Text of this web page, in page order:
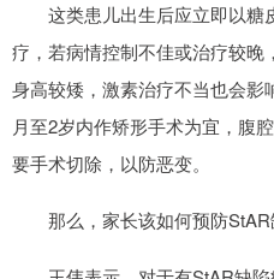
这类患儿出生后应立即以糖
疗，若病情控制不佳或治疗较
身高较矮，激素治疗不当也会影
月至2岁内作矫形手术为宜，腹
要手术切除，以防恶变。
那么，家长该如何预防StAR